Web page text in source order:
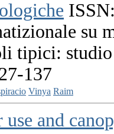
su
tipici:
137
Vinya Raim
use and